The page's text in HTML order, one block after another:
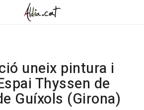
uneix pintura i
Thyssen de
Guíxols (Girona)